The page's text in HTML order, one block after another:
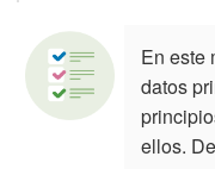
En este
datos
ellos.